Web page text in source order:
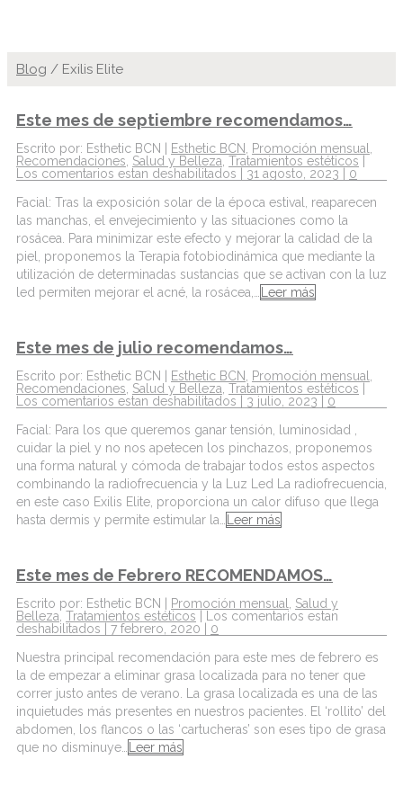
Blog / Exilis Elite
Este mes de septiembre recomendamos…
Escrito por: Esthetic BCN | Esthetic BCN Promoción mensual
Recomendaciones Salud y Belleza Tratamientos estéticos
Los comentarios estan deshabilitados | 31 agosto, 2023 | 0
Facial: Tras la exposición solar de la época estival, reaparecen
las manchas, el envejecimiento y las situaciones como la
rosácea. Para minimizar este efecto y mejorar la calidad de la
piel, proponemos la Terapia fotobiodinámica que mediante la
utilización de determinadas sustancias que se activan con la luz
led permiten mejorar el acné, la rosácea,…
Leer más
Este mes de julio recomendamos…
Escrito por: Esthetic BCN | Esthetic BCN Promoción mensual
Recomendaciones Salud y Belleza Tratamientos estéticos
Los comentarios estan deshabilitados | 3 julio, 2023 | 0
Facial: Para los que queremos ganar tensión, luminosidad ,
cuidar la piel y no nos apetecen los pinchazos, proponemos
una forma natural y cómoda de trabajar todos estos aspectos
combinando la radiofrecuencia y la Luz Led La radiofrecuencia,
en este caso Exilis Elite, proporciona un calor difuso que llega
hasta dermis y permite estimular la…
Leer más
Este mes de Febrero RECOMENDAMOS…
Escrito por: Esthetic BCN | Promoción mensual
Salud y
Belleza Tratamientos estéticos
Los comentarios estan
deshabilitados | 7 febrero, 2020 | 0
Nuestra principal recomendación para este mes de febrero es
la de empezar a eliminar grasa localizada para no tener que
correr justo antes de verano. La grasa localizada es una de las
inquietudes más presentes en nuestros pacientes. El ‘rollito’ del
abdomen, los flancos o las ‘cartucheras’ son eses tipo de grasa
que no disminuye…
Leer más